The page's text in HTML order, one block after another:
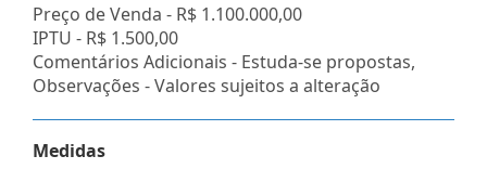
Preço de Venda - R$ 1.100.000,00
IPTU - R$ 1.500,00
Comentários Adicionais - Estuda-se propostas,
Observações - Valores sujeitos a alteração
Medidas